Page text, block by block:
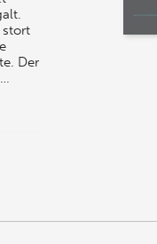
stort
Der